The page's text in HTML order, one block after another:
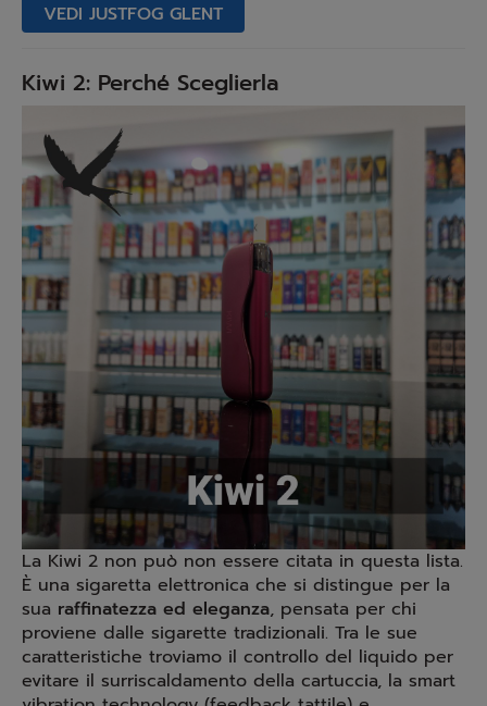
VEDI JUSTFOG GLENT
Kiwi 2: Perché Sceglierla
La Kiwi 2 non può non essere citata in questa lista.
È una sigaretta elettronica che si distingue per la
sua raffinatezza ed eleganza, pensata per chi
proviene dalle sigarette tradizionali. Tra le sue
caratteristiche troviamo il controllo del liquido per
evitare il surriscaldamento della cartuccia, la smart